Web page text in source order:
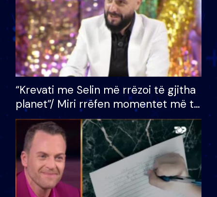
“Krevati me Selin më rrëzoi të gjitha
planet”/ Miri rrëfen momentet më të
bukura në shtëpinë e BB VIP: Do më
mungojë zilja e mëngjesit kur…